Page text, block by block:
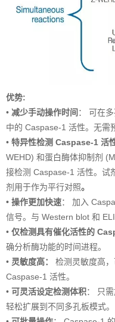
优势:
• 减少手动操作时间 ： 可在
中的 Caspase-1 活性。无需
• 特异性检测 Caspase-1 活
WEHD) 和蛋白酶体抑制剂
接检测 Caspase-1 活性。试
剂用于作为平行对照。
• 操作更加快速： 加入
信号。与 Western blot 和
• 仅检测具有催化活性的
确分析酶功能的时间进程。
• 灵敏度高：
检测灵敏度高
Caspase-1 活性。
• 可灵活设定检测体积： 只
轻松扩展到不同多孔板模式。